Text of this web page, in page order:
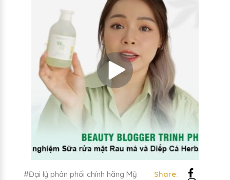
#Đại lý phân phối chính hãng Mỹ
Share: